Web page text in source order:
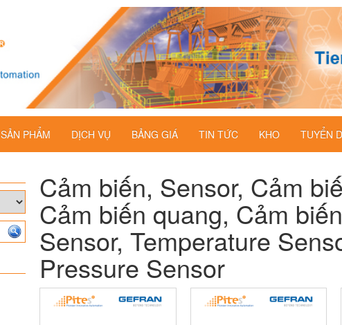
SẢN PHẨM DỊCH VỤ BẢNG GIÁ TIN TỨC KHO TUYỂN
Cảm biến, Sensor, Cảm
Cảm biến quang, Cảm
Sensor, Temperature
Pressure Sensor